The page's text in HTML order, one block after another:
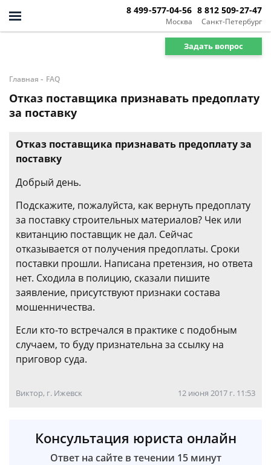
Москва
8 499-577-04-56
Санкт-Петербург
8 812 509-27-47
Задать вопрос
Главная - FAQ
Отказ поставщика признавать предоплату
за поставку
Отказ поставщика признавать предоплату за
поставку
Добрый день.
Подскажите, пожалуйста, как вернуть предоплату
за поставку строительных материалов? Чек или
квитанцию поставщик не дал. Сейчас
отказывается от получения предоплаты. Сроки
поставки прошли. Написана претензия, но ответа
нет. Сходила в полицию, сказали пишите
заявление, присутствуют признаки состава
мошенничества.
Если кто-то встречался в практике с подобным
случаем, то буду признательна за ссылку на
приговор суда.
Виктор, г. Ижевск 12 июня 2017 г. 11:53
Консультация юриста онлайн
Ответ на сайте в течении 15 минут